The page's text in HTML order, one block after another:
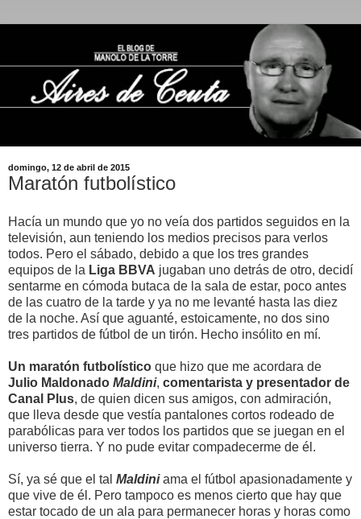
domingo, 12 de abril de 2015
Maratón futbolístico
Hacía un mundo que yo no veía dos partidos seguidos en la
televisión, aun teniendo los medios precisos para verlos
todos. Pero el sábado, debido a que los tres grandes
equipos de la Liga BBVA jugaban uno detrás de otro, decidí
sentarme en cómoda butaca de la sala de estar, poco antes
de las cuatro de la tarde y ya no me levanté hasta las diez
de la noche. Así que aguanté, estoicamente, no dos sino
tres partidos de fútbol de un tirón. Hecho insólito en mí.
Un maratón futbolístico que hizo que me acordara de
Julio Maldonado Maldini, comentarista y presentador de
Canal Plus, de quien dicen sus amigos, con admiración,
que lleva desde que vestía pantalones cortos rodeado de
parabólicas para ver todos los partidos que se juegan en el
universo tierra. Y no pude evitar compadecerme de él.
Sí, ya sé que el tal Maldiniama el fútbol apasionadamente y
que vive de él. Pero tampoco es menos cierto que hay que
estar tocado de un ala para permanecer horas y horas como